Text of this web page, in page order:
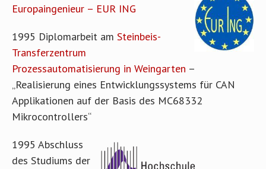
Europaingenieur – EUR ING
1995 Diplomarbeit am Steinbeis-
Transferzentrum
Prozessautomatisierung in Weingarten –
„Realisierung eines Entwicklungssystems für CAN
Applikationen auf der Basis des MC68332
Mikrocontrollers“
1995 Abschluss
des Studiums der